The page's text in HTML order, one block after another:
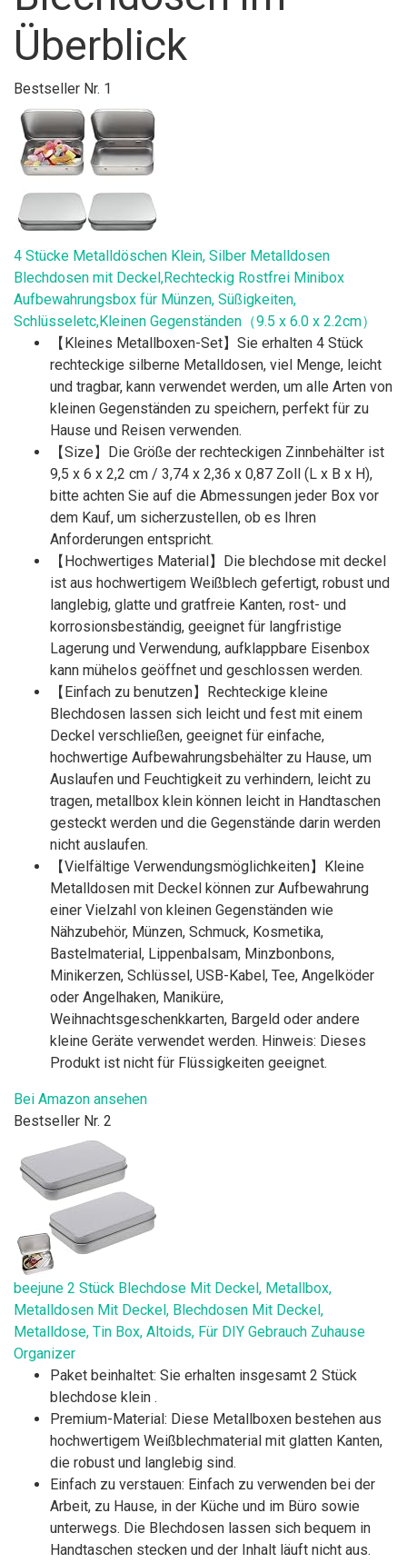
Überblick
Bestseller Nr. 1
4 Stücke Metalldöschen Klein, Silber Metalldosen
Blechdosen mit Deckel,Rechteckig Rostfrei Minibox
Aufbewahrungsbox für Münzen, Süßigkeiten,
Schlüsseletc,Kleinen Gegenständen（9.5 x 6.0 x 2.2cm）
【Kleines Metallboxen-Set】Sie erhalten 4 Stück
rechteckige silberne Metalldosen, viel Menge, leicht
und tragbar, kann verwendet werden, um alle Arten von
kleinen Gegenständen zu speichern, perfekt für zu
Hause und Reisen verwenden.
【Size】Die Größe der rechteckigen Zinnbehälter ist
9,5 x 6 x 2,2 cm / 3,74 x 2,36 x 0,87 Zoll (L x B x H),
bitte achten Sie auf die Abmessungen jeder Box vor
dem Kauf, um sicherzustellen, ob es Ihren
Anforderungen entspricht.
【Hochwertiges Material】Die blechdose mit deckel
ist aus hochwertigem Weißblech gefertigt, robust und
langlebig, glatte und gratfreie Kanten, rost- und
korrosionsbeständig, geeignet für langfristige
Lagerung und Verwendung, aufklappbare Eisenbox
kann mühelos geöffnet und geschlossen werden.
【Einfach zu benutzen】Rechteckige kleine
Blechdosen lassen sich leicht und fest mit einem
Deckel verschließen, geeignet für einfache,
hochwertige Aufbewahrungsbehälter zu Hause, um
Auslaufen und Feuchtigkeit zu verhindern, leicht zu
tragen, metallbox klein können leicht in Handtaschen
gesteckt werden und die Gegenstände darin werden
nicht auslaufen.
【Vielfältige Verwendungsmöglichkeiten】Kleine
Metalldosen mit Deckel können zur Aufbewahrung
einer Vielzahl von kleinen Gegenständen wie
Nähzubehör, Münzen, Schmuck, Kosmetika,
Bastelmaterial, Lippenbalsam, Minzbonbons,
Minikerzen, Schlüssel, USB-Kabel, Tee, Angelköder
oder Angelhaken, Maniküre,
Weihnachtsgeschenkkarten, Bargeld oder andere
kleine Geräte verwendet werden. Hinweis: Dieses
Produkt ist nicht für Flüssigkeiten geeignet.
Bei Amazon ansehen
Bestseller Nr. 2
beejune 2 Stück Blechdose Mit Deckel, Metallbox,
Metalldosen Mit Deckel, Blechdosen Mit Deckel,
Metalldose, Tin Box, Altoids, Für DIY Gebrauch Zuhause
Organizer
Paket beinhaltet: Sie erhalten insgesamt 2 Stück
blechdose klein .
Premium-Material: Diese Metallboxen bestehen aus
hochwertigem Weißblechmaterial mit glatten Kanten,
die robust und langlebig sind.
Einfach zu verstauen: Einfach zu verwenden bei der
Arbeit, zu Hause, in der Küche und im Büro sowie
unterwegs. Die Blechdosen lassen sich bequem in
Handtaschen stecken und der Inhalt läuft nicht aus.